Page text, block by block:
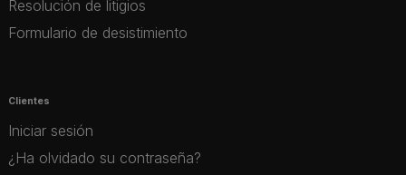
Resolución de litigios
Formulario de desistimiento
Clientes
Iniciar sesión
¿Ha olvidado su contraseña?